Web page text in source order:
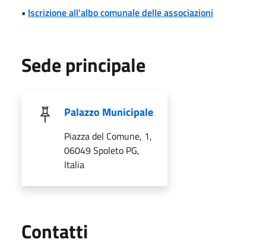
• Iscrizione all'albo comunale delle associazioni
Sede principale
Palazzo Municipale
Piazza del Comune, 1,
06049 Spoleto PG,
Italia
Contatti